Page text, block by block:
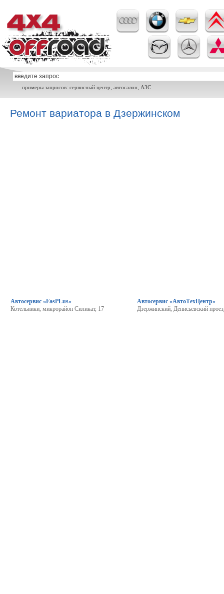
примеры запросов: сервисный центр, автосалон, АЗС
Ремонт вариатора в Дзержинском
Автосервис «FasPLus»
Котельники, микрорайон Силикат, 17
Автосервис «АвтоТехЦентр»
Дзержинский, Денисьевский